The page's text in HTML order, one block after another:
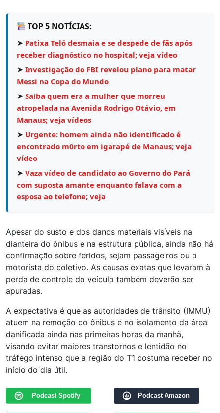
TOP 5 NOTÍCIAS:
➤ Patixa Teló desmaia e se despede de fãs após
receber diagnóstico no hospital; veja vídeo
➤ Investigação do FBI revelou plano para matar
Messi na Copa do Mundo
➤ Saiba quem era a mulher que morreu
atropelada na Avenida Rodrigo Otávio, em
Manaus; veja vídeos
➤ Urgente: homem ainda não identificado é
encontrado m0rto em igarapé de Manaus; veja
vídeo
➤ Vaza vídeo de candidato ao Governo do Pará
com suposta amante enquanto falava com a
esposa ao telefone; veja
Apesar do susto e dos danos materiais visíveis na
dianteira do ônibus e na estrutura pública, ainda não há
confirmação sobre feridos, sejam passageiros ou o
motorista do coletivo. As causas exatas que levaram à
perda de controle do veículo também deverão ser
apuradas.
A expectativa é que as autoridades de trânsito (IMMU)
atuem na remoção do ônibus e no isolamento da área
danificada ainda nas primeiras horas da manhã,
visando evitar maiores transtornos e lentidão no
tráfego intenso que a região do T1 costuma receber no
início do dia útil.
Podcast Spotify Podcast Amazon